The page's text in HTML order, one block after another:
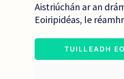
Aistriúchán ar an
Eoiripidéas, le
TUILLEADH